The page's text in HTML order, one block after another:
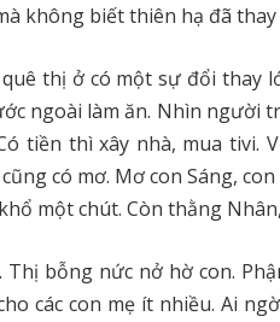
không biết thiên hạ đã
thị ở có một sự đổi thay
ngoài làm ăn. Nhìn người
tiền thì xây nhà, mua tivi.
có mơ. Mơ con Sáng,
một chút. Còn thằng
Thị bỗng nức nở hờ con.
các con mẹ ít nhiều. Ai